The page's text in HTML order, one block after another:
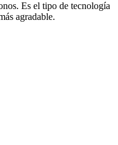
Es el tipo de tecnología
agradable.